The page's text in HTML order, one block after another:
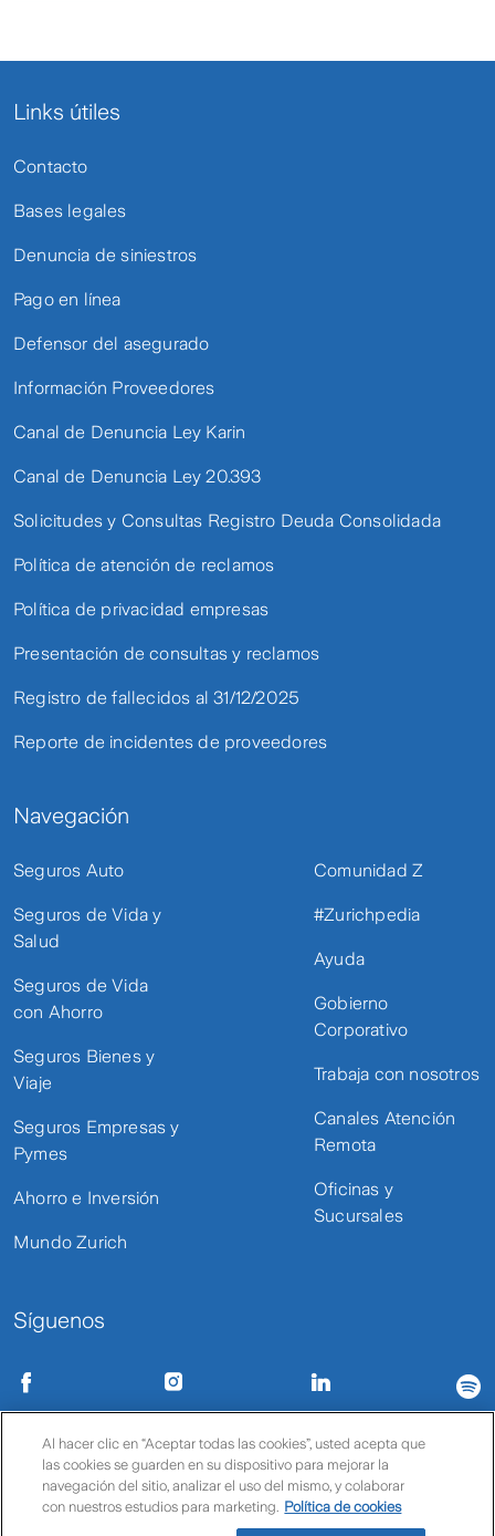
Links útiles
Contacto
Bases legales
Denuncia de siniestros
Pago en línea
Defensor del asegurado
Información Proveedores
Canal de Denuncia Ley Karin
Canal de Denuncia Ley 20.393
Solicitudes y Consultas Registro Deuda Consolidada
Política de atención de reclamos
Política de privacidad empresas
Presentación de consultas y reclamos
Registro de fallecidos al 31/12/2025
Reporte de incidentes de proveedores
Navegación
Seguros Auto
Seguros de Vida y
Salud
Seguros de Vida
con Ahorro
Seguros Bienes y
Viaje
Seguros Empresas y
Pymes
Ahorro e Inversión
Mundo Zurich
Comunidad Z
#Zurichpedia
Ayuda
Gobierno
Corporativo
Trabaja con nosotros
Canales Atención
Remota
Oficinas y
Sucursales
Síguenos
Condiciones de uso Políticas de privacidad Política de cookies
© Zurich
Al hacer clic en “Aceptar todas las cookies”, usted acepta que
las cookies se guarden en su dispositivo para mejorar la
navegación del sitio, analizar el uso del mismo, y colaborar
con nuestros estudios para marketing. Política de cookies